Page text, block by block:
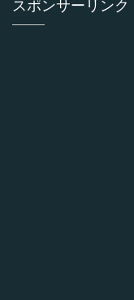
スポンサーリンク